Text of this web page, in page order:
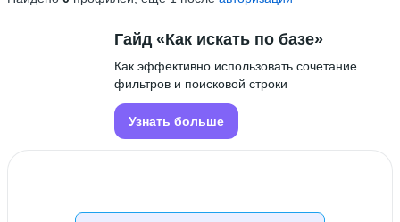
Гайд «Как искать по базе»
Как эффективно использовать сочетание
фильтров и поисковой строки
Узнать больше